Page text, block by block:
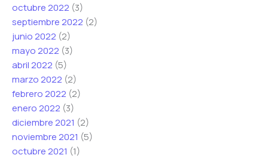
octubre 2022 (3)
septiembre 2022 (2)
junio 2022 (2)
mayo 2022 (3)
abril 2022 (5)
marzo 2022 (2)
febrero 2022 (2)
enero 2022 (3)
diciembre 2021 (2)
noviembre 2021 (5)
octubre 2021 (1)